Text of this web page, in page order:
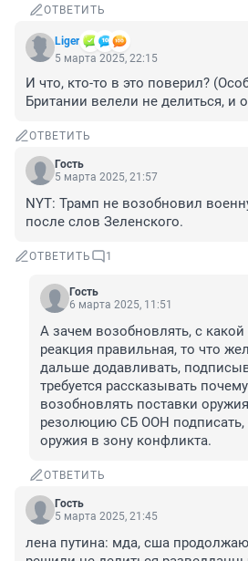
ОТВЕТИТЬ
Liger
5 марта 2025, 22:15
И что, кто-то в это поверил?
Британии велели не делиться, и
ОТВЕТИТЬ
Гость
5 марта 2025, 21:57
NYT: Трамп не возобновил
после слов Зеленского.
ОТВЕТИТЬ 1
Гость
6 марта 2025, 11:51
А зачем возобновлять, с
реакция правильная, то что
дальше додавливать,
требуется рассказывать
возобновлять поставки
резолюцию СБ ООН подписать,
оружия в зону конфликта.
ОТВЕТИТЬ
Гость
5 марта 2025, 21:45
лена путина: мда, сша